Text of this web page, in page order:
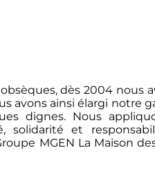
dès 2004 nous
avons ainsi élargi notre
dignes. Nous
solidarité et
MGEN La Maison